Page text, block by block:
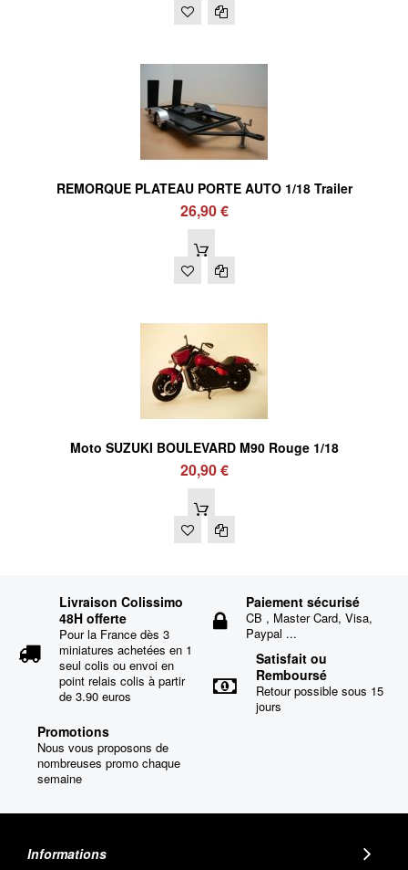
REMORQUE PLATEAU PORTE AUTO 1/18 Trailer
26,90 €
Moto SUZUKI BOULEVARD M90 Rouge 1/18
20,90 €
Livraison Colissimo
48H offerte
Pour la France dès 3
miniatures achetées en 1
seul colis ou envoi en
point relais colis à partir
de 3.90 euros
Paiement sécurisé
CB , Master Card, Visa,
Paypal ...
Satisfait ou
Remboursé
Retour possible sous 15
jours
Promotions
Nous vous proposons de
nombreuses promo chaque
semaine
Informations